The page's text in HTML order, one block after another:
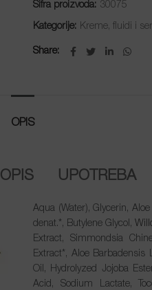
Šifra proizvoda: 30075
Kategorije: Kreme, fluidi i
Share
OPIS
OPIS UPOTREBA
Aqua (Water), Glycerin,
denat.*, Butylene Glycol,
Extract, Simmondsia
Extract*, Aloe Barbadensis
Oil, Hydrolyzed Jojoba
Acid, Sodium Lactate,